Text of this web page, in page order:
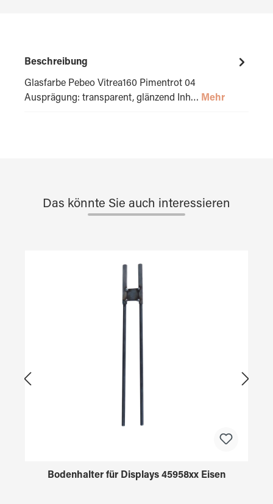
Beschreibung
Glasfarbe Pebeo Vitrea160 Pimentrot 04
Ausprägung: transparent, glänzend Inh… Mehr
Das könnte Sie auch interessieren
Bodenhalter für Displays 45958xx Eisen